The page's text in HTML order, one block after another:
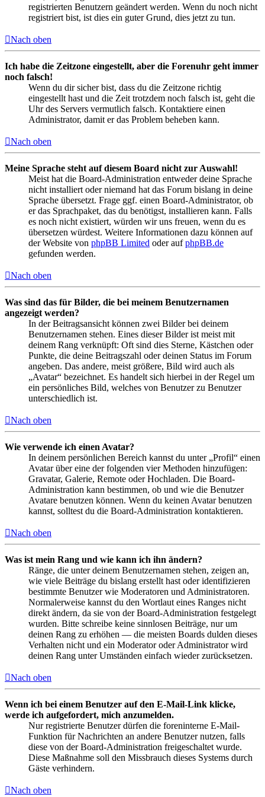
registrierten Benutzern geändert werden. Wenn du noch nicht
registriert bist, ist dies ein guter Grund, dies jetzt zu tun.
Nach oben
Ich habe die Zeitzone eingestellt, aber die Forenuhr geht immer
noch falsch!
Wenn du dir sicher bist, dass du die Zeitzone richtig
eingestellt hast und die Zeit trotzdem noch falsch ist, geht die
Uhr des Servers vermutlich falsch. Kontaktiere einen
Administrator, damit er das Problem beheben kann.
Nach oben
Meine Sprache steht auf diesem Board nicht zur Auswahl!
Meist hat die Board-Administration entweder deine Sprache
nicht installiert oder niemand hat das Forum bislang in deine
Sprache übersetzt. Frage ggf. einen Board-Administrator, ob
er das Sprachpaket, das du benötigst, installieren kann. Falls
es noch nicht existiert, würden wir uns freuen, wenn du es
übersetzen würdest. Weitere Informationen dazu können auf
der Website von phpBB Limited oder aufphpBB.de
gefunden werden.
Nach oben
Was sind das für Bilder, die bei meinem Benutzernamen
angezeigt werden?
In der Beitragsansicht können zwei Bilder bei deinem
Benutzernamen stehen. Eines dieser Bilder ist meist mit
deinem Rang verknüpft: Oft sind dies Sterne, Kästchen oder
Punkte, die deine Beitragszahl oder deinen Status im Forum
angeben. Das andere, meist größere, Bild wird auch als
„Avatar“ bezeichnet. Es handelt sich hierbei in der Regel um
ein persönliches Bild, welches von Benutzer zu Benutzer
unterschiedlich ist.
Nach oben
Wie verwende ich einen Avatar?
In deinem persönlichen Bereich kannst du unter „Profil“ einen
Avatar über eine der folgenden vier Methoden hinzufügen:
Gravatar, Galerie, Remote oder Hochladen. Die Board-
Administration kann bestimmen, ob und wie die Benutzer
Avatare benutzen können. Wenn du keinen Avatar benutzen
kannst, solltest du die Board-Administration kontaktieren.
Nach oben
Was ist mein Rang und wie kann ich ihn ändern?
Ränge, die unter deinem Benutzernamen stehen, zeigen an,
wie viele Beiträge du bislang erstellt hast oder identifizieren
bestimmte Benutzer wie Moderatoren und Administratoren.
Normalerweise kannst du den Wortlaut eines Ranges nicht
direkt ändern, da sie von der Board-Administration festgelegt
wurden. Bitte schreibe keine sinnlosen Beiträge, nur um
deinen Rang zu erhöhen — die meisten Boards dulden dieses
Verhalten nicht und ein Moderator oder Administrator wird
deinen Rang unter Umständen einfach wieder zurücksetzen.
Nach oben
Wenn ich bei einem Benutzer auf den E-Mail-Link klicke,
werde ich aufgefordert, mich anzumelden.
Nur registrierte Benutzer dürfen die foreninterne E-Mail-
Funktion für Nachrichten an andere Benutzer nutzen, falls
diese von der Board-Administration freigeschaltet wurde.
Diese Maßnahme soll den Missbrauch dieses Systems durch
Gäste verhindern.
Nach oben